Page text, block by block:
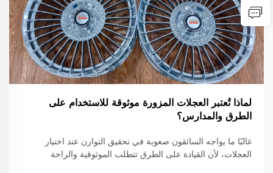
لماذا تُعتبر العجلات المزورة موثوقة للاستخدام على
الطرق والمدارس؟
غالبًا ما يواجه السائقون صعوبة في تحقيق التوازن عند اختيار
العجلات، لأن القيادة على الطرق تتطلب الموثوقية والراحة